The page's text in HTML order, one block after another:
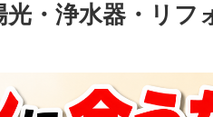
・浄水器・リフ